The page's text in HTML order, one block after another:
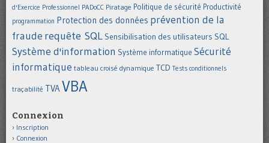
d'Exercice Professionnel PADoCC Piratage Politique de sécurité Productivité
programmation Protection des données prévention de la
fraude requête SQL Sensibilisation des utilisateurs SQL
Système d'information Système informatique Sécurité
informatique tableau croisé dynamique TCD Tests conditionnels
traçabilité TVA VBA
Connexion
Inscription
Connexion